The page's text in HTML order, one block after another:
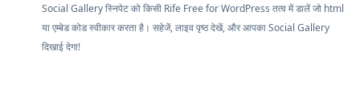
Social Gallery स्निपेट को किसी Rife Free for WordPress तत्व में डालें जो html
या एम्बेड कोड स्वीकार करता है। सहेजें, लाइव पृष्ठ देखें, और आपका Social Gallery
दिखाई देगा!